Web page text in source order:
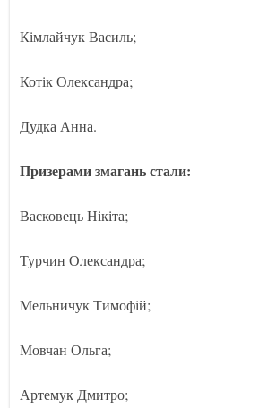
Кімлайчук Василь;
Котік Олександра;
Дудка Анна.
Призерами змагань стали:
Васковець Нікіта;
Турчин Олександра;
Мельничук Тимофій;
Мовчан Ольга;
Артемук Дмитро;